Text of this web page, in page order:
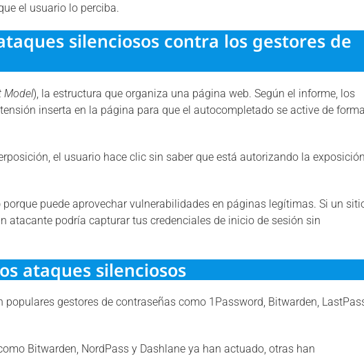
el usuario lo perciba.
silenciosos contra los gestores de
Model), la estructura que organiza una página web. Según el informe, los
inserta en la página para que el autocompletado se active de forma
el usuario hace clic sin saber que está autorizando la exposición
puede aprovechar vulnerabilidades en páginas legítimas. Si un
atacante podría capturar tus credenciales de inicio de sesión sin
ataques silenciosos
gestores de contraseñas como 1Password, Bitwarden,
Bitwarden, NordPass y Dashlane ya han actuado, otras han